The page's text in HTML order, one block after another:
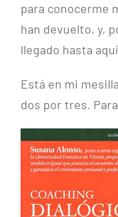
para conocerme
han devuelto, y,
llegado hasta
Está en mi
dos por tres.